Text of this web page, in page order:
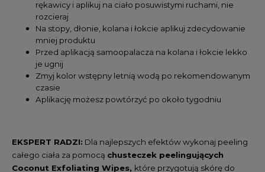
rękawicy i aplikuj na ciało posuwistymi ruchami, nie
rozcieraj
Na stopy, dłonie, kolana i łokcie aplikuj zdecydowanie
mniej produktu
Przed aplikacją samoopalacza na kolana i łokcie lekko
je ugnij
Zmyj kolor wstępny letnią wodą po rekomendowanym
czasie
Aplikację możesz powtórzyć po około tygodniu
EKSPERT RADZI: Dla najlepszych efektów wykonaj peeling
całego ciała za pomocą chusteczek peelingujących
Coconut Exfoliating Wipes, które przygotują skórę do